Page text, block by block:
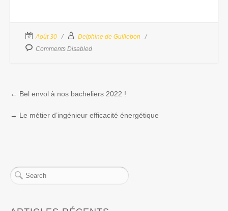
Août 30
Delphine de Guillebon
Comments Disabled
← Bel envol à nos bacheliers 2022 !
→ Le métier d’ingénieur efficacité énergétique